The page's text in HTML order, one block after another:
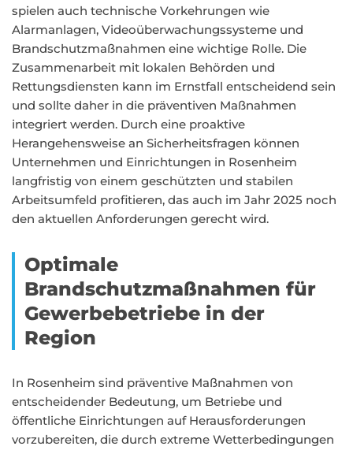
spielen auch technische Vorkehrungen wie
Alarmanlagen, Videoüberwachungssysteme und
Brandschutzmaßnahmen eine wichtige Rolle. Die
Zusammenarbeit mit lokalen Behörden und
Rettungsdiensten kann im Ernstfall entscheidend sein
und sollte daher in die präventiven Maßnahmen
integriert werden. Durch eine proaktive
Herangehensweise an Sicherheitsfragen können
Unternehmen und Einrichtungen in Rosenheim
langfristig von einem geschützten und stabilen
Arbeitsumfeld profitieren, das auch im Jahr 2025 noch
den aktuellen Anforderungen gerecht wird.
Optimale
Brandschutzmaßnahmen für
Gewerbebetriebe in der
Region
In Rosenheim sind präventive Maßnahmen von
entscheidender Bedeutung, um Betriebe und
öffentliche Einrichtungen auf Herausforderungen
vorzubereiten, die durch extreme Wetterbedingungen